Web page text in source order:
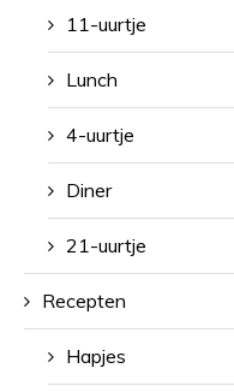
11-uurtje
Lunch
4-uurtje
Diner
21-uurtje
Recepten
Hapjes